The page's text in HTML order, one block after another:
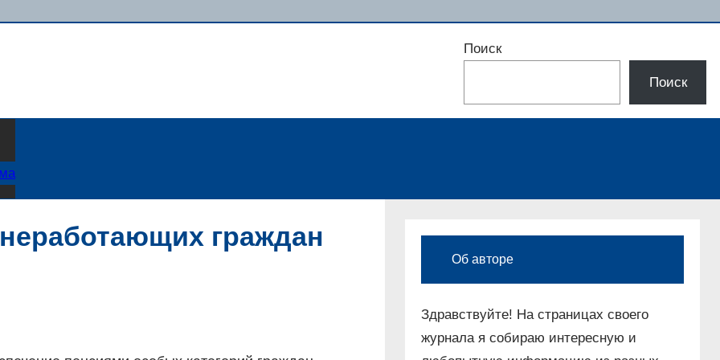
Поиск
Поиск
граждан
Об авторе
Здравствуйте! На страницах своего
журнала я собираю интересную и